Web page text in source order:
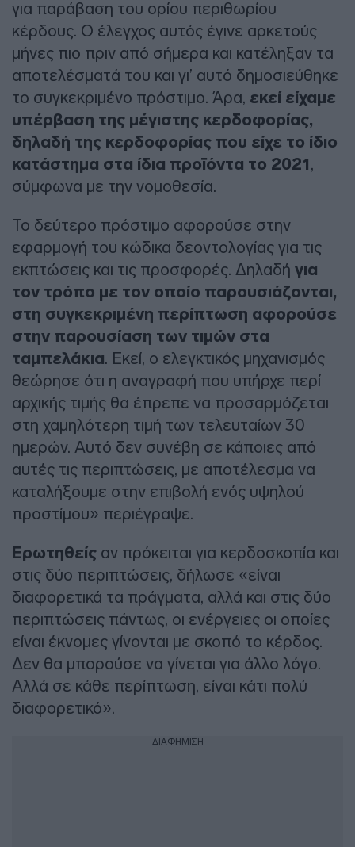
για παράβαση του ορίου περιθωρίου
κέρδους. Ο έλεγχος αυτός έγινε αρκετούς
μήνες πιο πριν από σήμερα και κατέληξαν τα
αποτελέσματά του και γι’ αυτό δημοσιεύθηκε
το συγκεκριμένο πρόστιμο. Άρα, εκεί είχαμε
υπέρβαση της μέγιστης κερδοφορίας,
δηλαδή της κερδοφορίας που είχε το ίδιο
κατάστημα στα ίδια προϊόντα το 2021,
σύμφωνα με την νομοθεσία.
Το δεύτερο πρόστιμο αφορούσε στην
εφαρμογή του κώδικα δεοντολογίας για τις
εκπτώσεις και τις προσφορές. Δηλαδή για
τον τρόπο με τον οποίο παρουσιάζονται,
στη συγκεκριμένη περίπτωση αφορούσε
στην παρουσίαση των τιμών στα
ταμπελάκια. Εκεί, ο ελεγκτικός μηχανισμός
θεώρησε ότι η αναγραφή που υπήρχε περί
αρχικής τιμής θα έπρεπε να προσαρμόζεται
στη χαμηλότερη τιμή των τελευταίων 30
ημερών. Αυτό δεν συνέβη σε κάποιες από
αυτές τις περιπτώσεις, με αποτέλεσμα να
καταλήξουμε στην επιβολή ενός υψηλού
προστίμου» περιέγραψε.
Ερωτηθείς αν πρόκειται για κερδοσκοπία και
στις δύο περιπτώσεις, δήλωσε «είναι
διαφορετικά τα πράγματα, αλλά και στις δύο
περιπτώσεις πάντως, οι ενέργειες οι οποίες
είναι έκνομες γίνονται με σκοπό το κέρδος.
Δεν θα μπορούσε να γίνεται για άλλο λόγο.
Αλλά σε κάθε περίπτωση, είναι κάτι πολύ
διαφορετικό».
ΔΙΑΦΗΜΙΣΗ